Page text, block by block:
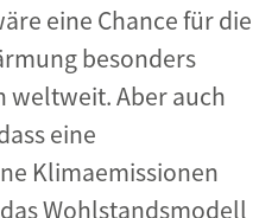
eine Chance für die
besonders
weltweit. Aber auch
eine
Klimaemissionen
Wohlstandsmodell